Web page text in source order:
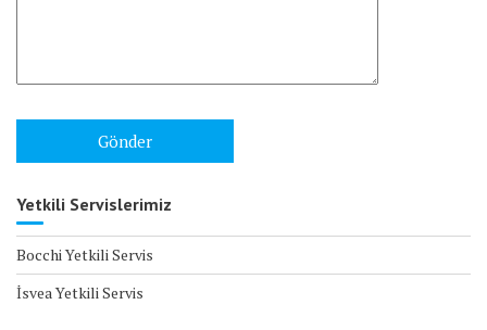
Yetkili Servislerimiz
Bocchi Yetkili Servis
İsvea Yetkili Servis